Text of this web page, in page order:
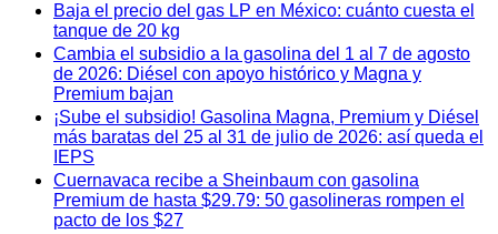
Baja el precio del gas LP en México: cuánto cuesta el
tanque de 20 kg
Cambia el subsidio a la gasolina del 1 al 7 de agosto
de 2026: Diésel con apoyo histórico y Magna y
Premium bajan
¡Sube el subsidio! Gasolina Magna, Premium y Diésel
más baratas del 25 al 31 de julio de 2026: así queda el
IEPS
Cuernavaca recibe a Sheinbaum con gasolina
Premium de hasta $29.79: 50 gasolineras rompen el
pacto de los $27